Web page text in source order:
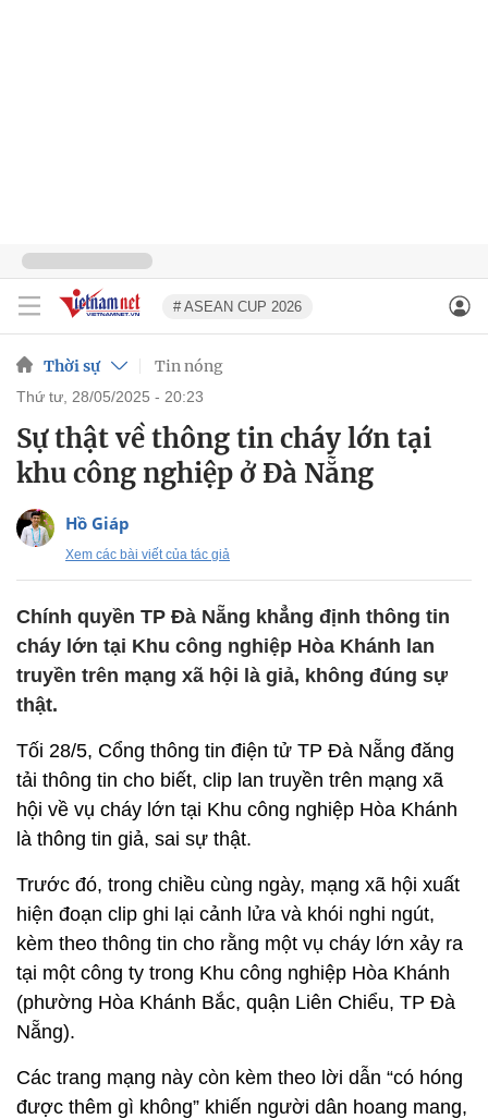
# ASEAN CUP 2026
Thời sự Tin nóng
thứ tư, 28/05/2025 - 20:23
Sự thật về thông tin cháy lớn tại
khu công nghiệp ở Đà Nẵng
Hồ Giáp
Xem các bài viết của tác giả
Chính quyền TP Đà Nẵng khẳng định thông tin
cháy lớn tại Khu công nghiệp Hòa Khánh lan
truyền trên mạng xã hội là giả, không đúng sự
thật.
Tối 28/5, Cổng thông tin điện tử TP Đà Nẵng đăng
tải thông tin cho biết, clip lan truyền trên mạng xã
hội về vụ cháy lớn tại Khu công nghiệp Hòa Khánh
là thông tin giả, sai sự thật.
Trước đó, trong chiều cùng ngày, mạng xã hội xuất
hiện đoạn clip ghi lại cảnh lửa và khói nghi ngút,
kèm theo thông tin cho rằng một vụ cháy lớn xảy ra
tại một công ty trong Khu công nghiệp Hòa Khánh
(phường Hòa Khánh Bắc, quận Liên Chiểu, TP Đà
Nẵng).
Các trang mạng này còn kèm theo lời dẫn “có hóng
được thêm gì không” khiến người dân hoang mang,